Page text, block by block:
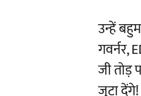
उन्हें
गवर्नर,
जी तोड़
जुटा देंगे!